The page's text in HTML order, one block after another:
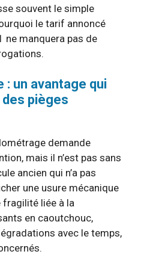
souvent le simple
le tarif annoncé
ne manquera pas de
: un avantage qui
pièges
demande
mais il n’est pas sans
ancien qui n’a pas
une usure mécanique
fragilité liée à la
en caoutchouc,
avec le temps,